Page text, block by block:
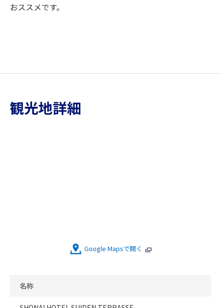
おススメです。
観光地詳細
Google Mapsで開く
名称